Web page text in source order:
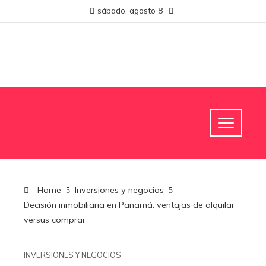
sábado, agosto 8
Home
Inversiones y negocios
Decisión inmobiliaria en Panamá: ventajas de alquilar
versus comprar
INVERSIONES Y NEGOCIOS